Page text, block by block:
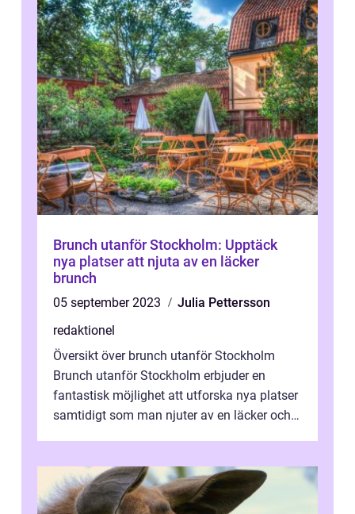
Brunch utanför Stockholm: Upptäck
nya platser att njuta av en läcker
brunch
05 september 2023
Julia Pettersson
redaktionel
Översikt över brunch utanför Stockholm
Brunch utanför Stockholm erbjuder en
fantastisk möjlighet att utforska nya platser
samtidigt som man njuter av en läcker och